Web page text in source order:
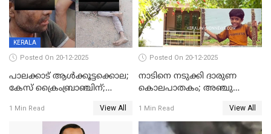
KERALA
Posted On 20-12-2025
പാലക്കാട് ആൾക്കൂട്ടക്കൊല;
കേസ് ക്രൈംബ്രാഞ്ചിന്;
അന്വേഷിക്കും
1 Min Read View All
Posted On 20-12-2025
നാടിനെ നടുക്കി ദാരുണ
കൊലപാതകം; അഞ്ചു
കഴുത്തുഞെരിച്ച് കൊന്നു
1 Min Read View All